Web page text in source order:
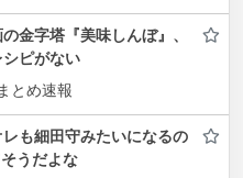
金字塔『美味しんぼ』、
ピがない
とめ速報
レも細田守みたいになるの
うだよな